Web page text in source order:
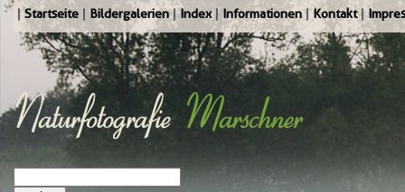
Startseite Bildergalerien Index Informationen Kontakt